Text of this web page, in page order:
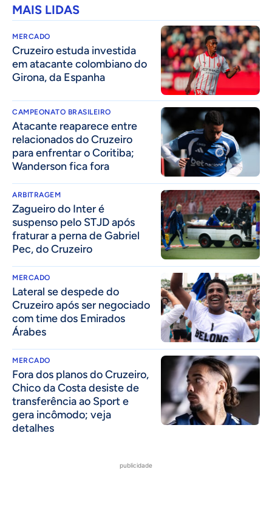
MAIS LIDAS
MERCADO
Cruzeiro estuda investida
em atacante colombiano do
Girona, da Espanha
CAMPEONATO BRASILEIRO
Atacante reaparece entre
relacionados do Cruzeiro
para enfrentar o Coritiba;
Wanderson fica fora
ARBITRAGEM
Zagueiro do Inter é
suspenso pelo STJD após
fraturar a perna de Gabriel
Pec, do Cruzeiro
MERCADO
Lateral se despede do
Cruzeiro após ser negociado
com time dos Emirados
Árabes
MERCADO
Fora dos planos do Cruzeiro,
Chico da Costa desiste de
transferência ao Sport e
gera incômodo; veja
detalhes
publicidade